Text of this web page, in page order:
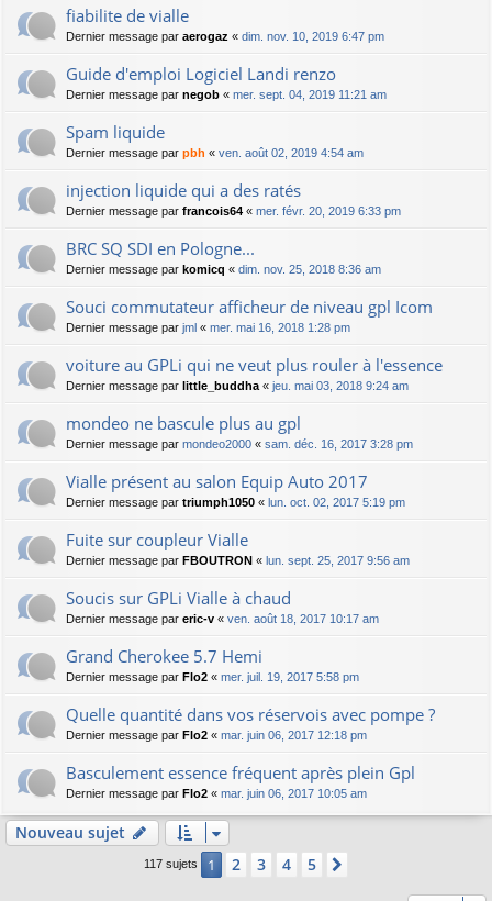
fiabilite de vialle
Dernier message par aerogaz « dim. nov. 10, 2019 6:47 pm
Guide d'emploi Logiciel Landi renzo
Dernier message par negob « mer. sept. 04, 2019 11:21 am
Spam liquide
Dernier message par pbh « ven. août 02, 2019 4:54 am
injection liquide qui a des ratés
Dernier message par francois64 « mer. févr. 20, 2019 6:33 pm
BRC SQ SDI en Pologne...
Dernier message par komicq « dim. nov. 25, 2018 8:36 am
Souci commutateur afficheur de niveau gpl Icom
Dernier message par jml « mer. mai 16, 2018 1:28 pm
voiture au GPLi qui ne veut plus rouler à l'essence
Dernier message par little_buddha « jeu. mai 03, 2018 9:24 am
mondeo ne bascule plus au gpl
Dernier message par mondeo2000 « sam. déc. 16, 2017 3:28 pm
Vialle présent au salon Equip Auto 2017
Dernier message par triumph1050 « lun. oct. 02, 2017 5:19 pm
Fuite sur coupleur Vialle
Dernier message par FBOUTRON « lun. sept. 25, 2017 9:56 am
Soucis sur GPLi Vialle à chaud
Dernier message par eric-v « ven. août 18, 2017 10:17 am
Grand Cherokee 5.7 Hemi
Dernier message par Flo2 « mer. juil. 19, 2017 5:58 pm
Quelle quantité dans vos réservois avec pompe ?
Dernier message par Flo2 « mar. juin 06, 2017 12:18 pm
Basculement essence fréquent après plein Gpl
Dernier message par Flo2 « mar. juin 06, 2017 10:05 am
Nouveau sujet
117 sujets 1 2 3 4 5